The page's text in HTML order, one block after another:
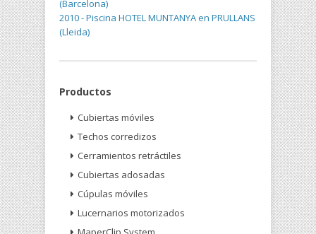
(Barcelona)
2010 - Piscina HOTEL MUNTANYA en PRULLANS
(Lleida)
Productos
Cubiertas móviles
Techos corredizos
Cerramientos retráctiles
Cubiertas adosadas
Cúpulas móviles
Lucernarios motorizados